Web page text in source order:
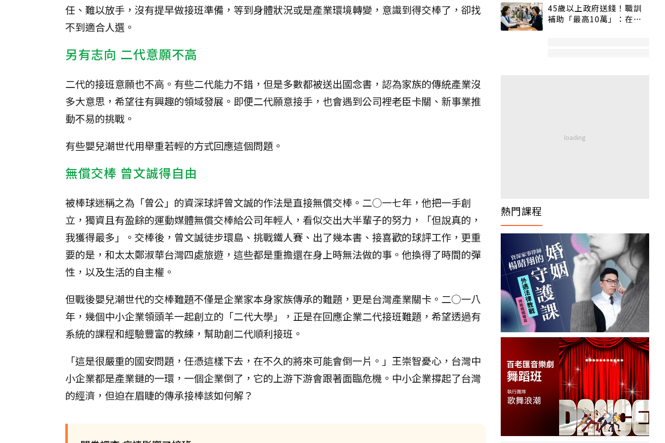
任、難以放手，沒有提早做接班準備，等到身體狀況或是產業環境轉變，意識到得交棒了，卻找
不到適合人選。
另有志向 二代意願不高
二代的接班意願也不高。有些二代能力不錯，但是多數都被送出國念書，認為家族的傳統產業沒
多大意思，希望往有興趣的領域發展。即便二代願意接手，也會遇到公司裡老臣卡關、新事業推
動不易的挑戰。
有些嬰兒潮世代用舉重若輕的方式回應這個問題。
無償交棒 曾文誠得自由
被棒球迷稱之為「曾公」的資深球評曾文誠的作法是直接無償交棒。二○一七年，他把一手創
立，獨資且有盈餘的運動媒體無償交棒給公司年輕人，看似交出大半輩子的努力，「但說真的，
我獲得最多」。交棒後，曾文誠徒步環島、挑戰鐵人賽、出了幾本書、接喜歡的球評工作，更重
要的是，和太太鄭淑華台灣四處旅遊，這些都是重擔還在身上時無法做的事。他換得了時間的彈
性，以及生活的自主權。
但戰後嬰兒潮世代的交棒難題不僅是企業家本身家族傳承的難題，更是台灣產業關卡。二○一八
年，幾個中小企業領頭羊一起創立的「二代大學」，正是在回應企業二代接班難題，希望透過有
系統的課程和經驗豐富的教練，幫助創二代順利接班。
「這是很嚴重的國安問題，任憑這樣下去，在不久的將來可能會倒一片。」王崇智憂心，台灣中
小企業都是產業鏈的一環，一個企業倒了，它的上游下游會跟著面臨危機。中小企業撐起了台灣
的經濟，但迫在眉睫的傳承接棒該如何解？
45歲以上政府送錢！職訓
補助「最高10萬」：在
熱門課程